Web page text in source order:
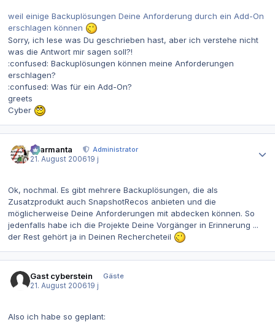
weil einige Backuplösungen Deine Anforderung durch ein Add-On
erschlagen können
Sorry, ich lese was Du geschrieben hast, aber ich verstehe nicht
was die Antwort mir sagen soll?!
:confused: Backuplösungen können meine Anforderungen
erschlagen?
:confused: Was für ein Add-On?
greets
Cyber
charmanta
Administrator
21. August 200619 j
Ok, nochmal. Es gibt mehrere Backuplösungen, die als
Zusatzprodukt auch SnapshotRecos anbieten und die
möglicherweise Deine Anforderungen mit abdecken können. So
jedenfalls habe ich die Projekte Deine Vorgänger in Erinnerung ...
der Rest gehört ja in Deinen Rechercheteil
Gast cyberstein
Gäste
21. August 200619 j
Also ich habe so geplant: